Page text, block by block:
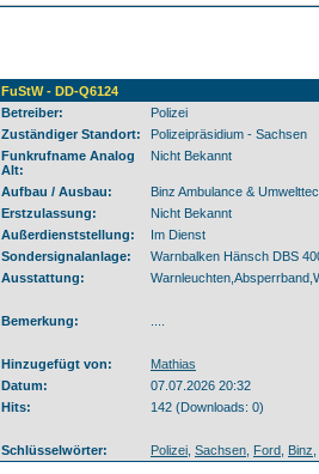
FuStW - DD-Q6124
Betreiber:
Polizei
Zuständiger Standort:
Polizeipräsidium - Sachsen
Funkrufname Analog
Alt:
Nicht Bekannt
Aufbau / Ausbau:
Binz Ambulance &
Erstzulassung:
Nicht Bekannt
Außerdienststellung:
Im Dienst
Sondersignalanlage:
Warnbalken Hänsch DBS
Ausstattung:
Bemerkung:
Hinzugefügt von:
Mathias
Datum:
07.07.2026 20:32
Hits:
142 (Downloads: 0)
Schlüsselwörter: Polizei Sachsen Ford Binz